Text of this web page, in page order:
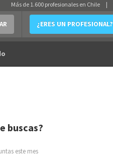
¿ERES UN PROFESIONAL?
Más de 1.600 profesionales en Chile |
buscas?
este mes